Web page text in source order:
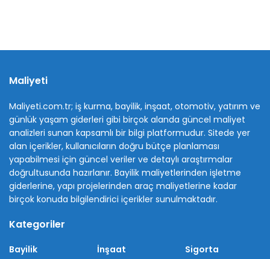
Maliyeti
Maliyeti.com.tr; iş kurma, bayilik, inşaat, otomotiv, yatırım ve
günlük yaşam giderleri gibi birçok alanda güncel maliyet
analizleri sunan kapsamlı bir bilgi platformudur. Sitede yer
alan içerikler, kullanıcıların doğru bütçe planlaması
yapabilmesi için güncel veriler ve detaylı araştırmalar
doğrultusunda hazırlanır. Bayilik maliyetlerinden işletme
giderlerine, yapı projelerinden araç maliyetlerine kadar
birçok konuda bilgilendirici içerikler sunulmaktadır.
Kategoriler
Bayilik İnşaat Sigorta